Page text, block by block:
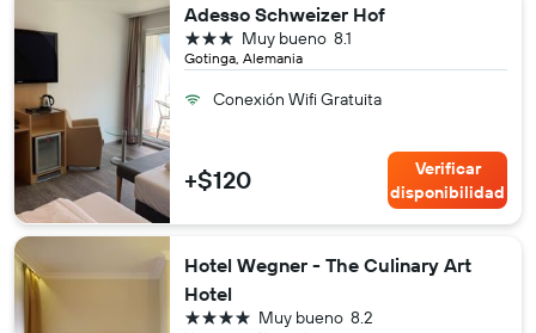
Adesso Schweizer Hof
Gotinga, Alemania
8.1
Muy bueno
3 estrellas
Conexión Wifi Gratuita
+$120
Verificar
disponibilidad
Hotel Wegner - The Culinary Art
Hotel
8.2
Muy bueno
4 estrellas